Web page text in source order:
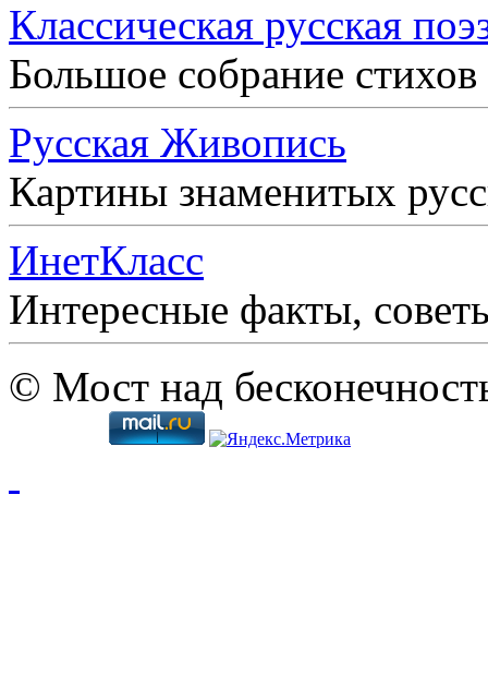
Классическая русская
Большое собрание
Русская Живопись
Картины знаменитых
ИнетКласс
Интересные факты,
© Мост над